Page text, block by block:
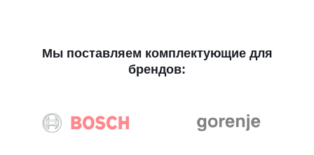
Мы поставляем комплектующие для
брендов: